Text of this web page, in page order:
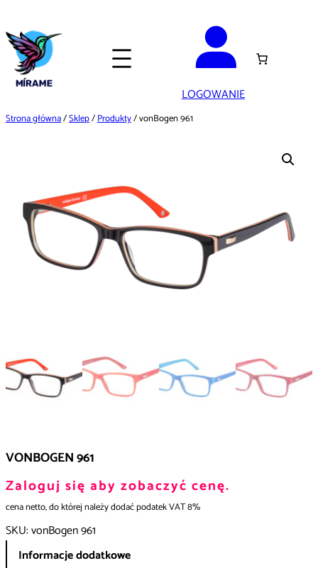
do
treści
LOGOWANIE
Strona główna/Sklep/Produkty/ vonBogen 961
VONBOGEN 961
Zaloguj się aby zobaczyć cenę.
cena netto, do której należy dodać podatek VAT 8%
SKU:vonBogen 961
Informacje dodatkowe